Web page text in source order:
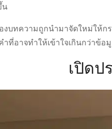
น
งบทความถูกนำมาจัดใหม่ให้
ำที่อาจทำให้เข้าใจเกินกว่าข้อ
เปิดป